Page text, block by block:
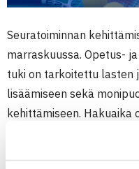
Seuratoiminnan
marraskuussa. Opetus-
tuki on tarkoitettu lasten
lisäämiseen sekä
kehittämiseen.
Ohjeet